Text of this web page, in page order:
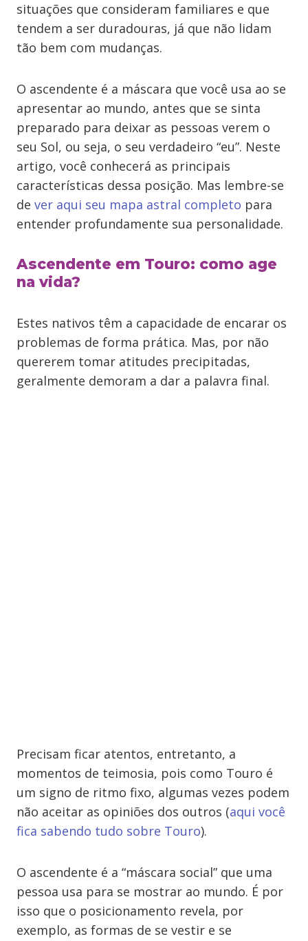
situações que consideram familiares e que
tendem a ser duradouras, já que não lidam
tão bem com mudanças.
O ascendente é a máscara que você usa ao se
apresentar ao mundo, antes que se sinta
preparado para deixar as pessoas verem o
seu Sol, ou seja, o seu verdadeiro “eu”. Neste
artigo, você conhecerá as principais
características dessa posição. Mas lembre-se
de ver aqui seu mapa astral completo para
entender profundamente sua personalidade.
Ascendente em Touro: como age
na vida?
Estes nativos têm a capacidade de encarar os
problemas de forma prática. Mas, por não
quererem tomar atitudes precipitadas,
geralmente demoram a dar a palavra final.
Precisam ficar atentos, entretanto, a
momentos de teimosia, pois como Touro é
um signo de ritmo fixo, algumas vezes podem
não aceitar as opiniões dos outros (aqui você
fica sabendo tudo sobre Touro).
O ascendente é a “máscara social” que uma
pessoa usa para se mostrar ao mundo. É por
isso que o posicionamento revela, por
exemplo, as formas de se vestir e se